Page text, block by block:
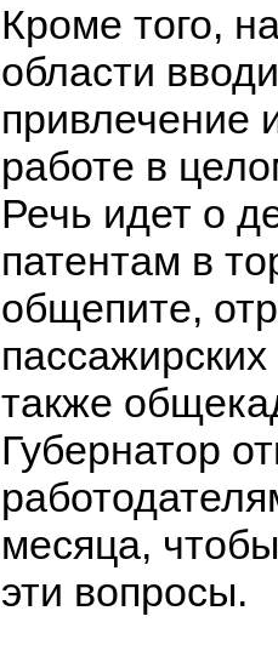
Кроме того,
области
привлечение
работе в
Речь идет о
патентам в
общепите,
также
Губернатор
месяца,
эти вопросы.